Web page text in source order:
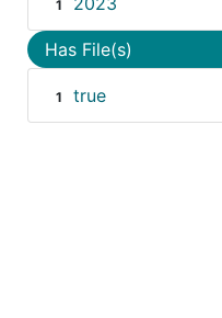
1
Has File(s)
1 true